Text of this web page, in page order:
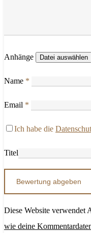
Anhänge
Name *
Email *
Ich habe die
Titel
Diese Website verwendet
wie deine